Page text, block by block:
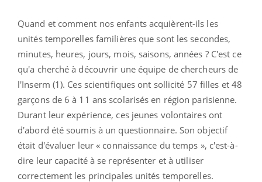
Quand et comment nos enfants acquièrent-ils les
unités temporelles familières que sont les secondes,
minutes, heures, jours, mois, saisons, années ? C'est ce
qu'a cherché à découvrir une équipe de chercheurs de
l'Inserm (1). Ces scientifiques ont sollicité 57 filles et 48
garçons de 6 à 11 ans scolarisés en région parisienne.
Durant leur expérience, ces jeunes volontaires ont
d'abord été soumis à un questionnaire. Son objectif
était d'évaluer leur « connaissance du temps », c'est-à-
dire leur capacité à se représenter et à utiliser
correctement les principales unités temporelles.